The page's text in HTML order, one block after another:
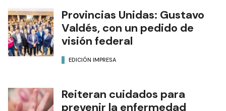
Provincias Unidas: Gustavo
Valdés, con un pedido de
visión federal
EDICIÓN IMPRESA
Reiteran cuidados para
prevenir la enfermedad